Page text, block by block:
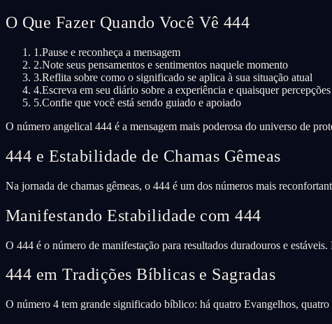
O Que Fazer Quando Você Vê 444
1.Pause e reconheça a mensagem
2.Note seus pensamentos e sentimentos naquele momento
3.Reflita sobre como o significado se aplica à sua situação atual
4.Escreva em seu diário sobre a experiência e quaisquer percepções
5.Confie que você está sendo guiado e apoiado
O número angelical 444 é a mensagem mais poderosa do universo de
444 e Estabilidade de Chamas Gêmeas
Na jornada de chamas gêmeas, o 444 é um dos números mais
Manifestando Estabilidade com 444
O 444 é o número de manifestação para resultados duradouros e
444 em Tradições Bíblicas e Sagradas
O número 4 tem grande significado bíblico: há quatro Evangelhos,